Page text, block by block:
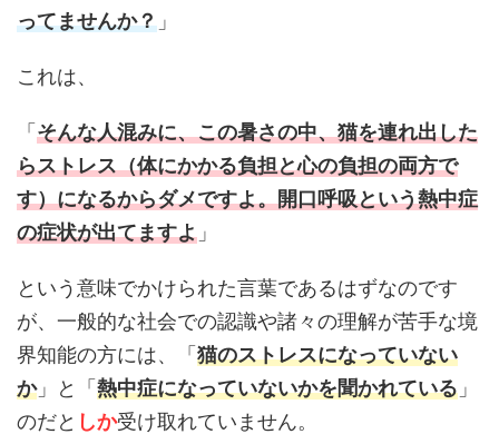
ってませんか？ 」
これは、
「 そんな人混みに、この暑さの中、猫を連れ出した
らストレス（体にかかる負担と心の負担の両方で
す）になるからダメですよ。開口呼吸という熱中症
の症状が出てますよ 」
という意味でかけられた言葉であるはずなのです
が、一般的な社会での認識や諸々の理解が苦手な境
界知能の方には、「 猫のストレスになっていない
か」と「 熱中症になっていないかを聞かれている 」
のだと しか受け取れていません。